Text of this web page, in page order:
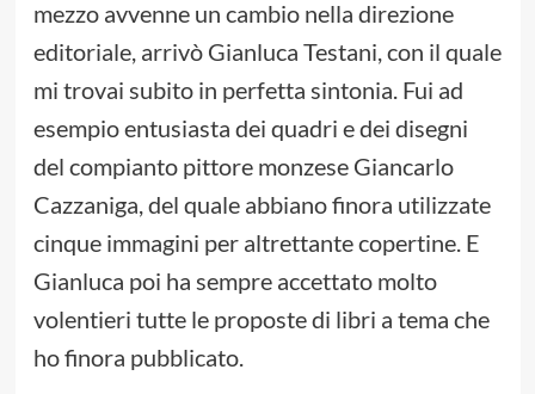
mezzo avvenne un cambio nella direzione
editoriale, arrivò Gianluca Testani, con il quale
mi trovai subito in perfetta sintonia. Fui ad
esempio entusiasta dei quadri e dei disegni
del compianto pittore monzese Giancarlo
Cazzaniga, del quale abbiano finora utilizzate
cinque immagini per altrettante copertine. E
Gianluca poi ha sempre accettato molto
volentieri tutte le proposte di libri a tema che
ho finora pubblicato.